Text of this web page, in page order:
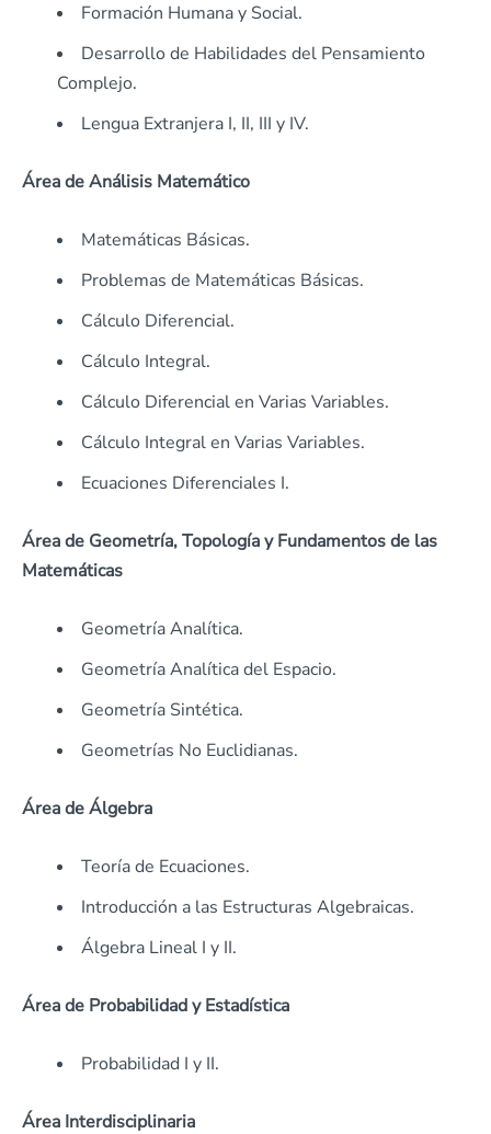
Formación Humana y Social.
Desarrollo de Habilidades del Pensamiento
Complejo.
Lengua Extranjera I, II, III y IV.
Área de Análisis Matemático
Matemáticas Básicas.
Problemas de Matemáticas Básicas.
Cálculo Diferencial.
Cálculo Integral.
Cálculo Diferencial en Varias Variables.
Cálculo Integral en Varias Variables.
Ecuaciones Diferenciales I.
Área de Geometría, Topología y Fundamentos de las
Matemáticas
Geometría Analítica.
Geometría Analítica del Espacio.
Geometría Sintética.
Geometrías No Euclidianas.
Área de Álgebra
Teoría de Ecuaciones.
Introducción a las Estructuras Algebraicas.
Álgebra Lineal I y II.
Área de Probabilidad y Estadística
Probabilidad I y II.
Área Interdisciplinaria